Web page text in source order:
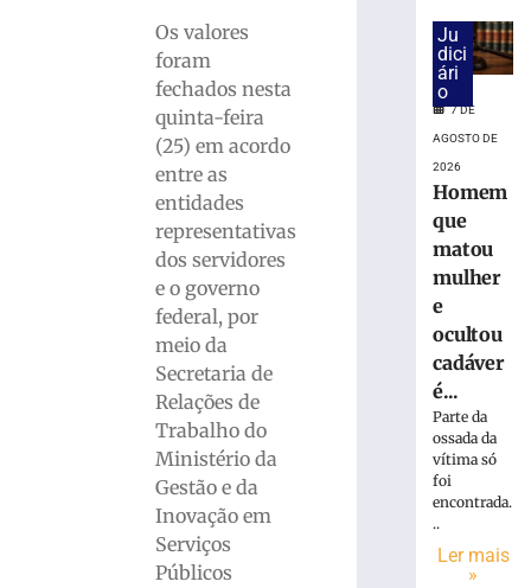
Os valores
foram
fechados nesta
quinta-feira
(25) em acordo
entre as
entidades
representativas
dos servidores
e o governo
federal, por
meio da
Secretaria de
Relações de
Trabalho do
Ministério da
Gestão e da
Inovação em
Serviços
Públicos
infrações
disciplinares
nova
redução,
Copom
baixa
Selic
para
Ju
dici
ári
o
7 DE
AGOSTO DE
2026
Homem
que
matou
mulher
e
ocultou
cadáver
é...
Parte da
ossada da
vítima só
foi
encontrada.
..
Ler mais
»